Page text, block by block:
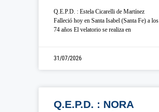
Q.E.P.D. : Estela Cicarelli de Martínez
Falleció hoy en Santa Isabel (Santa Fe) a los
74 años El velatorio se realiza en
31/07/2026
Q.E.P.D. : NORA